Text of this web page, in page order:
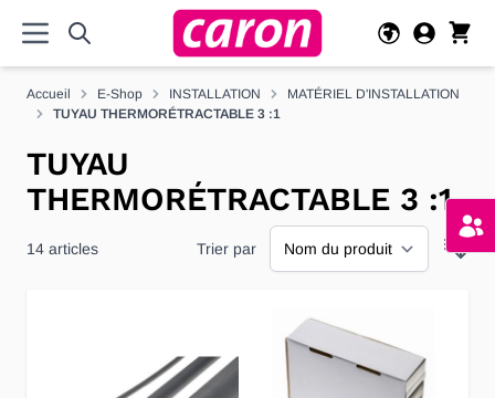
Accueil E-Shop INSTALLATION
MATÉRIEL D'INSTALLATION
TUYAU THERMORÉTRACTABLE 3 :1
TUYAU
THERMORÉTRACTABLE 3 :1
14 articles Trier par